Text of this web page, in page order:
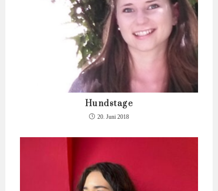
Hundstage
20. Juni 2018